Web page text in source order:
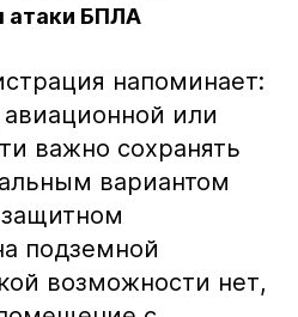
атаки БПЛА
напоминает:
или
важно сохранять
вариантом
подземной
возможности нет,